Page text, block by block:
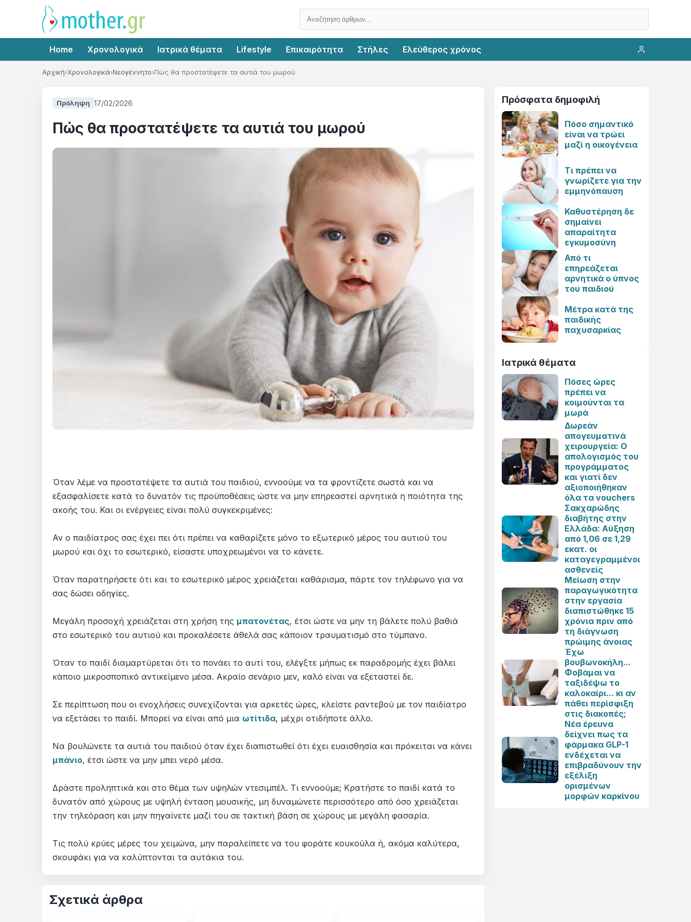
Home Χρονολογικά Ιατρικά θέματα Lifestyle Επικαιρότητα Στήλες Ελεύθερος χρόνος
Αρχική Χρονολογικά Νεογέννητο Πώς θα προστατέψετε τα αυτιά του μωρού
Πρόληψη 17/02/2026
Πώς θα προστατέψετε τα αυτιά του μωρού
Όταν λέμε να προστατέψετε τα αυτιά του παιδιού, εννοούμε να τα φροντίζετε σωστά και να
εξασφαλίσετε κατά το δυνατόν τις προϋποθέσεις ώστε να μην επηρεαστεί αρνητικά η ποιότητα της
ακοής του. Και οι ενέργειες είναι πολύ συγκεκριμένες:
Αν ο παιδίατρος σας έχει πει ότι πρέπει να καθαρίζετε μόνο το εξωτερικό μέρος του αυτιού του
μωρού και όχι το εσωτερικό, είσαστε υποχρεωμένοι να το κάνετε.
Όταν παρατηρήσετε ότι και το εσωτερικό μέρος χρειάζεται καθάρισμα, πάρτε τον τηλέφωνο για να
σας δώσει οδηγίες.
Μεγάλη προσοχή χρειάζεται στη χρήση της μπατονέτας, έτσι ώστε να μην τη βάλετε πολύ βαθιά
στο εσωτερικό του αυτιού και προκαλέσετε άθελά σας κάποιον τραυματισμό στο τύμπανο.
Όταν το παιδί διαμαρτύρεται ότι το πονάει το αυτί του, ελέγξτε μήπως εκ παραδρομής έχει βάλει
κάποιο μικροσποπικό αντικείμενο μέσα. Ακραίο σενάριο μεν, καλό είναι να εξεταστεί δε.
Σε περίπτωση που οι ενοχλήσεις συνεχίζονται για αρκετές ώρες, κλείστε ραντεβού με τον παιδίατρο
να εξετάσει το παιδί. Μπορεί να είναι από μια ωτίτιδα, μέχρι οτιδήποτε άλλο.
Να βουλώνετε τα αυτιά του παιδιού όταν έχει διαπιστωθεί ότι έχει ευαισθησία και πρόκειται να κάνει
μπάνιο, έτσι ώστε να μην μπει νερό μέσα.
Δράστε προληπτικά και στο θέμα των υψηλών ντεσιμπέλ. Τι εννοούμε; Κρατήστε το παιδί κατά το
δυνατόν από χώρους με υψηλή ένταση μουσικής, μη δυναμώνετε περισσότερο από όσο χρειάζεται
την τηλεόραση και μην πηγαίνετε μαζί του σε τακτική βάση σε χώρους με μεγάλη φασαρία.
Τις πολύ κρύες μέρες του χειμώνα, μην παραλείπετε να του φοράτε κουκούλα ή, ακόμα καλύτερα,
σκουφάκι για να καλύπτονται τα αυτάκια του.
Σχετικά άρθρα
Πρόσφατα δημοφιλή
Πόσο σημαντικό
είναι να τρώει
μαζί η οικογένεια
Τι πρέπει να
γνωρίζετε για την
εμμηνόπαυση
Καθυστέρηση δε
σημαίνει
απαραίτητα
εγκυμοσύνη
Από τι
επηρεάζεται
αρνητικά ο ύπνος
του παιδιού
Μέτρα κατά της
παιδικής
παχυσαρκίας
Ιατρικά θέματα
Πόσες ώρες
πρέπει να
κοιμούνται τα
μωρά
Δωρεάν
απογευματινά
χειρουργεία: Ο
απολογισμός του
προγράμματος
και γιατί δεν
αξιοποιήθηκαν
όλα τα vouchers
Σακχαρώδης
διαβήτης στην
Ελλάδα: Αύξηση
από 1,06 σε 1,29
εκατ. οι
καταγεγραμμένοι
ασθενείς
Μείωση στην
παραγωγικότητα
στην εργασία
διαπιστώθηκε 15
χρόνια πριν από
τη διάγνωση
πρώιμης άνοιας
Έχω
βουβωνοκήλη...
Φοβάμαι να
ταξιδέψω το
καλοκαίρι... κι αν
πάθει περίσφιξη
στις διακοπές;
Νέα έρευνα
δείχνει πως τα
φάρμακα GLP-1
ενδέχεται να
επιβραδύνουν την
εξέλιξη
ορισμένων
μορφών καρκίνου